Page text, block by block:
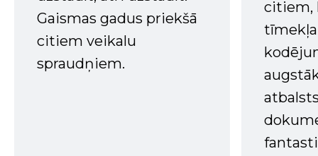
Gaismas gadus priekšā
citiem veikalu
spraudņiem.
citiem,
tīmekļa